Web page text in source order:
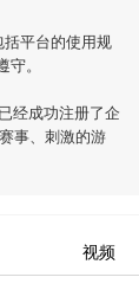
平台的使用规
。
经成功注册了企
事、刺激的游
视频